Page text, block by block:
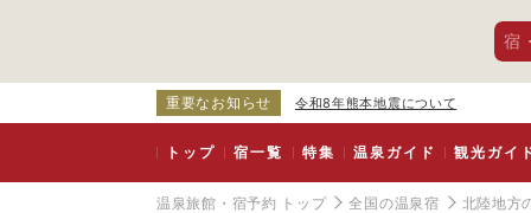
宿
重要なお知らせ 令和8年熊本地震について
トップ 宿一覧 特集 温泉ガイド 観光ガイ
温泉旅館・宿予約 トップ 全国の温泉宿
北陸地方